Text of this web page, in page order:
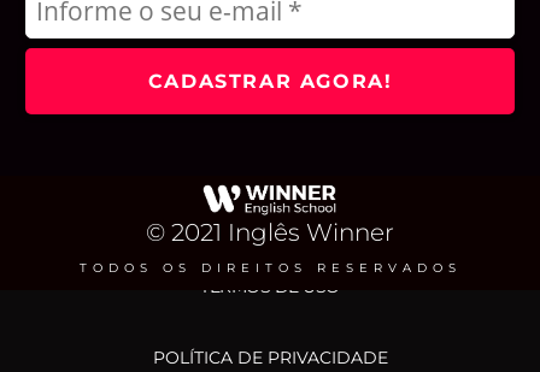
© 2021 Inglês Winner
TODOS OS DIREITOS RESERVADOS
TERMOS DE USO
POLÍTICA DE PRIVACIDADE